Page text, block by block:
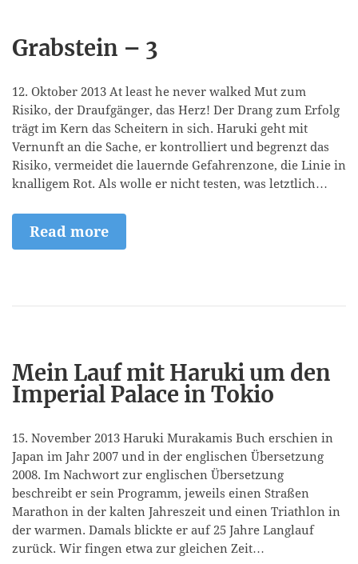
Grabstein – 3
12. Oktober 2013 At least he never walked Mut zum
Risiko, der Draufgänger, das Herz! Der Drang zum Erfolg
trägt im Kern das Scheitern in sich. Haruki geht mit
Vernunft an die Sache, er kontrolliert und begrenzt das
Risiko, vermeidet die lauernde Gefahrenzone, die Linie in
knalligem Rot. Als wolle er nicht testen, was letztlich…
Read more
Mein Lauf mit Haruki um den
Imperial Palace in Tokio
15. November 2013 Haruki Murakamis Buch erschien in
Japan im Jahr 2007 und in der englischen Übersetzung
2008. Im Nachwort zur englischen Übersetzung
beschreibt er sein Programm, jeweils einen Straßen
Marathon in der kalten Jahreszeit und einen Triathlon in
der warmen. Damals blickte er auf 25 Jahre Langlauf
zurück. Wir fingen etwa zur gleichen Zeit…